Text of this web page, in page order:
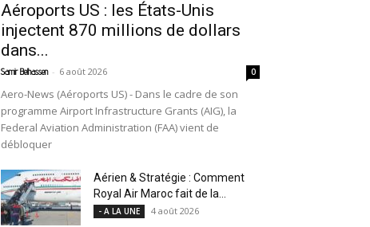
Aéroports US : les États-Unis
injectent 870 millions de dollars
dans...
Samir Belhassen - 6 août 2026 0
Aero-News (Aéroports US) - Dans le cadre de son
programme Airport Infrastructure Grants (AIG), la
Federal Aviation Administration (FAA) vient de
débloquer
Aérien & Stratégie : Comment
Royal Air Maroc fait de la...
- A LA UNE 4 août 2026